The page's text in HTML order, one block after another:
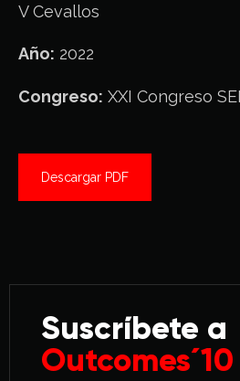
V Cevallos
Año: 2022
Congreso: XXI Congreso
Descargar PDF
Suscríbete a
Outcomes´10